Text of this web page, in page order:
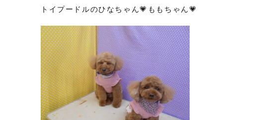
トイプードルのひなちゃん💗ももちゃん💗